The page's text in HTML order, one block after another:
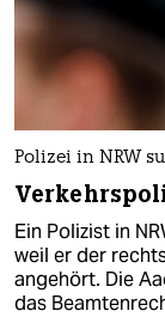
Polizei in NRW
Ein Polizist in
weil er der
angehört. Die
das